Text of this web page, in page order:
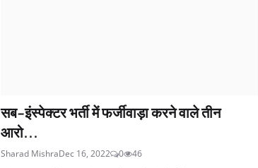
सब-इंस्पेक्टर भर्ती में फर्जीवाड़ा करने वाले तीन
आरो...
Sharad MishraDec 16, 2022 0 46